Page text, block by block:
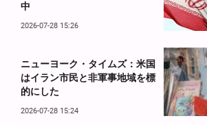
中
2026-07-28 15:26
ニューヨーク・タイムズ：米国
はイラン市民と非軍事地域を標
的にした
2026-07-28 15:24